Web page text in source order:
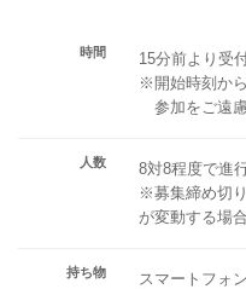
時間
15分前より受
※開始時刻か
参加をご遠慮
人数
8対8程度で進
※募集締め切
が変動する場
持ち物
スマートフォ